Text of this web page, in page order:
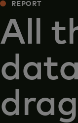
REPORT
All